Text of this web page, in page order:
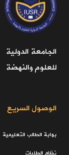
الجامعة الدولية
للعلوم والنهضة
الوصول السريع
بوابة الطالب التعليمية
نظام الطلبات